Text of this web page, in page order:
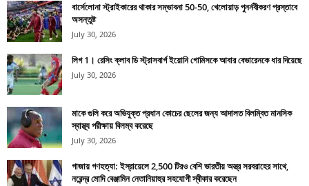
বার্সেলোনা স্ট্রাইকারের থাকার সম্ভাবনা 50-50, খেলোয়াড় পুনর্নবীকরণ প্রস্তাবে
অসন্তুষ্ট
July 30, 2026
লিগ 1। রেসিং ক্লাব ডি স্ট্রাসবার্গ ইয়োনি গোমিসকে আবার বেভারেনকে ধার দিয়েছে
July 30, 2026
মাকে গুলি করে অভিযুক্ত প্রধান কোচের ছেলের জন্য আদালত বিলম্বিত মানসিক
স্বাস্থ্য পরীক্ষায় বিলম্ব করেছে
July 30, 2026
গাজায় গণহত্যা: ইস্রায়েলে 2,500 টিরও বেশি ভারতীয় অস্ত্র সরবরাহের সাথে,
নরেন্দ্র মোদি বেঞ্জামিন নেতানিয়াহুর সহযোগী স্বীকার করেছেন